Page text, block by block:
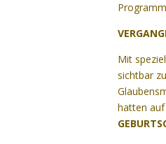
Programm
Mit
sichtbar
hatten